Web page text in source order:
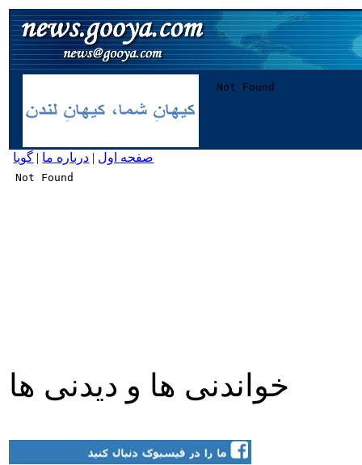
صفحه اول | درباره ما | گویا
خواندنی ها و دیدنی ها